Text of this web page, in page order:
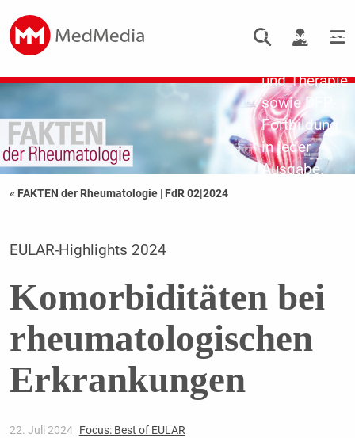
Pathogenese,
und Therapie
sowie DFP-
Fortbildung
in jeder
Ausgabe.
« FAKTEN der Rheumatologie | FdR 02|2024
EULAR-Highlights 2024
Komorbiditäten bei
rheumatologischen
Erkrankungen
22. Juli 2024 Focus: Best of EULAR